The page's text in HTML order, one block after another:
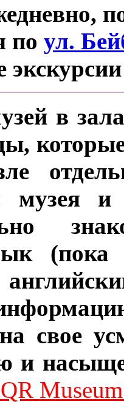
поул.
в
музея и
(пока
свое
и